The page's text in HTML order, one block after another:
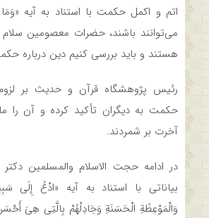
اتم و اکمل حکمت با استناد به آیه
می‌توانند باشند، حضرات معصومین سلام
هستند و باید بررسی کنیم دین درباره
رئیس پژوهشگاه قرآن و حدیث بر
حکمت به دیگران تأکید کرده و آن را
آخرت بر شمردند.
در ادامه حجت الاسلام والمسلمین
بیاناتی با استناد به آیه «ادْعُ إِلَى
وَالْمَوْعِظَةِ الْحَسَنَةِ وَجَادِلْهُمْ بِالَّتِي هِيَ